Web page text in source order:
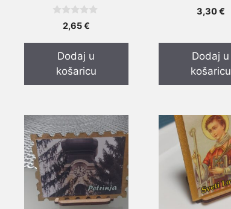
2,65€
Dodaj u
košaricu
3,30€
Dodaj u
košaricu